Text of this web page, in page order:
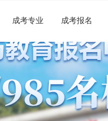
成考专业 成考报名